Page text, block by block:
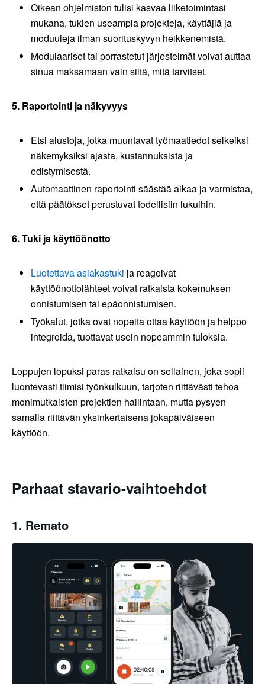
Oikean ohjelmiston tulisi kasvaa liiketoimintasi
mukana, tukien useampia projekteja, käyttäjiä ja
moduuleja ilman suorituskyvyn heikkenemistä.
Modulaariset tai porrastetut järjestelmät voivat auttaa
sinua maksamaan vain siitä, mitä tarvitset.
5. Raportointi ja näkyvyys
Etsi alustoja, jotka muuntavat työmaatiedot selkeiksi
näkemyksiksi ajasta, kustannuksista ja
edistymisestä.
Automaattinen raportointi säästää aikaa ja varmistaa,
että päätökset perustuvat todellisiin lukuihin.
6. Tuki ja käyttöönotto
Luotettava asiakastuki ja reagoivat
käyttöönottolähteet voivat ratkaista kokemuksen
onnistumisen tai epäonnistumisen.
Työkalut, jotka ovat nopeita ottaa käyttöön ja helppo
integroida, tuottavat usein nopeammin tuloksia.
Loppujen lopuksi paras ratkaisu on sellainen, joka sopii
luontevasti tiimisi työnkulkuun, tarjoten riittävästi tehoa
monimutkaisten projektien hallintaan, mutta pysyen
samalla riittävän yksinkertaisena jokapäiväiseen
käyttöön.
Parhaat stavario-vaihtoehdot
1. Remato